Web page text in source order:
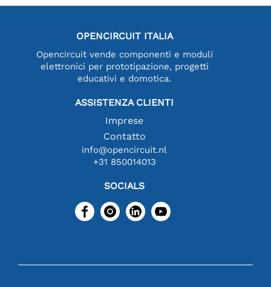
OPENCIRCUIT ITALIA
Opencircuit vende componenti e moduli
elettronici per prototipazione, progetti
educativi e domotica.
ASSISTENZA CLIENTI
Imprese
Contatto
info@opencircuit.nl
+31 850014013
SOCIALS